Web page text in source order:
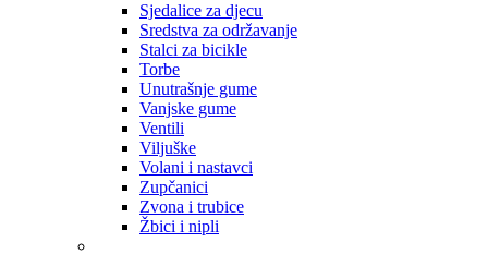
Sjedalice za djecu
Sredstva za održavanje
Stalci za bicikle
Torbe
Unutrašnje gume
Vanjske gume
Ventili
Viljuške
Volani i nastavci
Zupčanici
Zvona i trubice
Žbici i nipli